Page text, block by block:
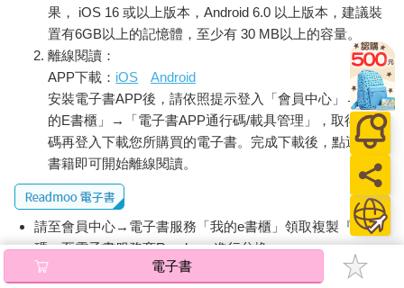
果， iOS 16 或以上版本，Android 6.0 以上版本，建議裝
置有6GB以上的記憶體，至少有 30 MB以上的容量。
離線閱讀：
APP下載： iOS
Android
安裝電子書APP後，請依照提示登入「會員中心」→「我
的E書櫃」→「電子書APP通行碼/載具管理」，取得通行
碼再登入下載您所購買的電子書。完成下載後，點選任一
書籍即可開始離線閱讀。
請至會員中心→電子書服務「我的e書櫃」領取複製『兌換
碼』至電子書服務商Readmoo進行兌換。
退換貨須知：
電子書